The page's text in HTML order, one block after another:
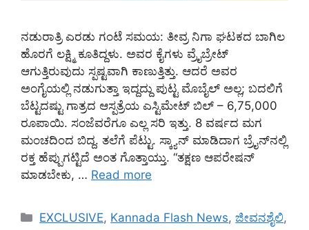
ನಡುರಾತ್ರಿ ಎರಡು ಗಂಟೆ ಸಮಯ: ತೀವ್ರ ನಿಗಾ ಘಟಕದ ಬಾಗಿಲ
ಹೊರಗೆ ಲಕ್ಷ್ಮಿ ಕೂತಿದ್ದಳು. ಅವರ ಕೈಗಳು ವ್ರೈಬ್ರೇಟ್‌
ಆಗುತ್ತಿರುವುದು ಸ್ಪಷ್ಟವಾಗಿ ಕಾಣುತ್ತಿತ್ತು. ಆದರೆ ಅವರ
ಅಂಗೈಯಲ್ಲಿ ನಡುಗುತ್ತಾ ಇದ್ದದ್ದು ಪುಟ್ಟ ಮೊಬೈಲ್ ಅಲ್ಲ; ಬದಲಿಗೆ
ಬೆಟ್ಟದಷ್ಟು ಗಾತ್ರದ ಆಸ್ಪತ್ರೆಯ ಎಸ್ಟಿಮೇಟ್ ಬಿಲ್ – 6,75,000
ರೂಪಾಯಿ. ಸಂಜೆವರೆಗೂ ಎಲ್ಲ ಸರಿ ಇತ್ತು. 8 ವರ್ಷದ ಮಗ
ಮಂಚದಿಂದ ಬಿದ್ದ. ತಲೆಗೆ ಪೆಟ್ಟು. ಸ್ಕ್ಯಾನ್ ಮಾಡಿದಾಗ ಬ್ರೈನ್‌ನಲ್ಲಿ
ರಕ್ತ ಹೆಪ್ಪುಗಟ್ಟಿದೆ ಅಂತ ಗೊತ್ತಾಯ್ತು. “ತಕ್ಷಣ ಆಪರೇಷನ್
ಮಾಡಬೇಕು, … Read more
Categories
EXCLUSIVE, Kannada Flash News,ಜೀವನಶೈಲಿ,